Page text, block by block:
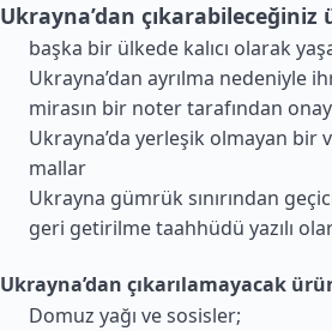
Ukrayna’dan çıkarabileceğiniz
başka bir ülkede kalıcı olarak
Ukrayna’dan ayrılma nedeniyle
mirasın bir noter tarafından
Ukrayna’da yerleşik olmayan bir
mallar
Ukrayna gümrük sınırından
geri getirilme taahhüdü yazılı
Ukrayna’dan çıkarılamayacak
Domuz yağı ve sosisler;